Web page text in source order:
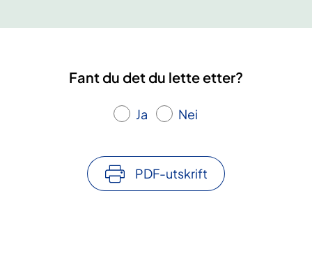
Fant du det du lette etter?
Ja Nei
PDF-utskrift